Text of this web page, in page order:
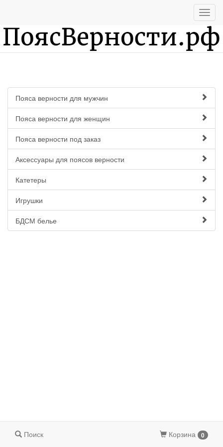
Пояса верности для мужчин
Пояса верности для женщин
Пояса верности под заказ
Аксессуары для поясов верности
Катетеры
Игрушки
БДСМ белье
Поиск Корзина 0